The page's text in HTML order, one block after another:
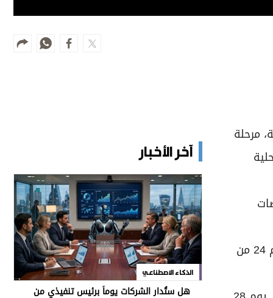
مرحلة
ويغادر الفريق في 16 يوليو إلى المملكة المغربية، حيث يستهل مبارياته الودية بمواجهة اتحاد تواركة المغربي يوم 24 من
آخر الأخبار
الذكاء الاصطناعي
هل ستُدار الشركات يوماً برئيس تنفيذي من